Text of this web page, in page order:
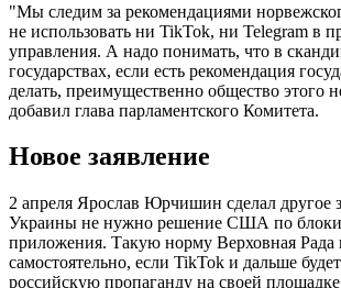
"Мы следим за рекомендациями
не использовать ни TikTok, ни Telegram в
управления. А надо понимать, что в
государствах, если есть рекомендация
делать, преимущественно общество этого
добавил глава парламентского Комитета.
Новое заявление
2 апреля Ярослав Юрчишин сделал другое
Украины не нужно решение США по
приложения. Такую норму Верховная Рада
самостоятельно, если TikTok и дальше
российскую пропаганду на своей